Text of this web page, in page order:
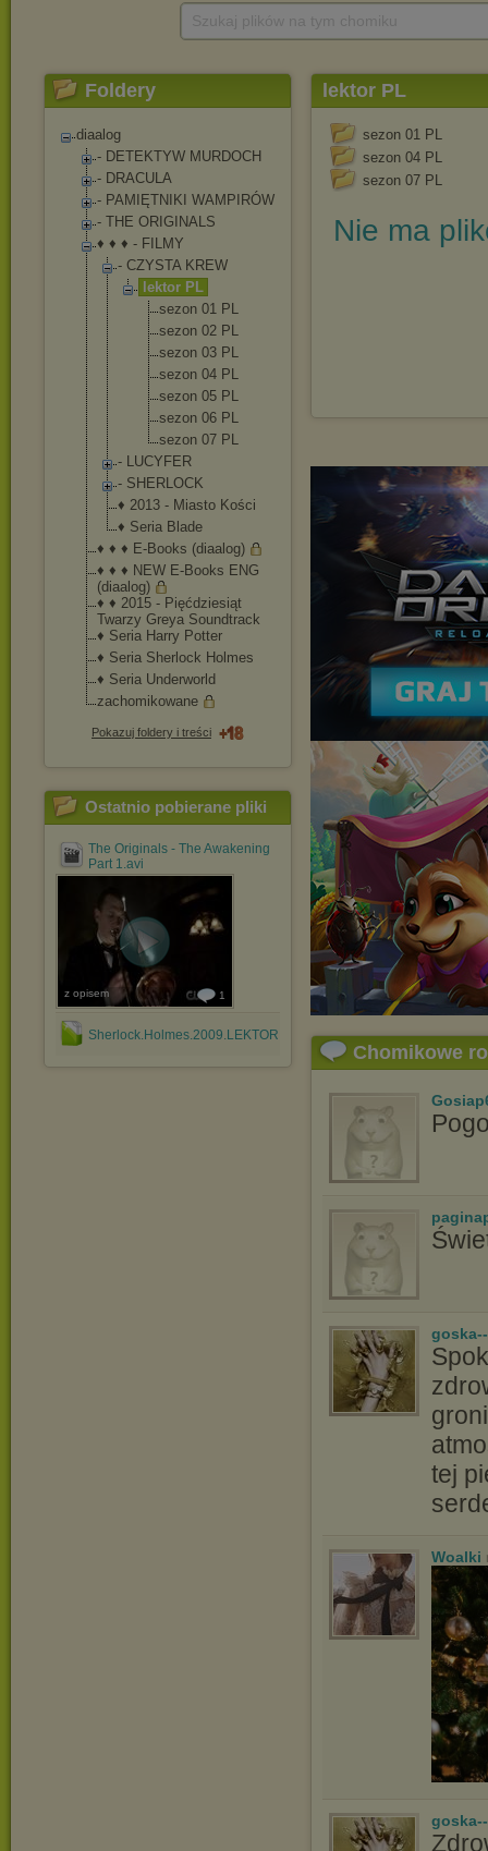
Foldery
diaalog
- DETEKTYW MURDOCH
- DRACULA
- PAMIĘTNIKI WAMPIRÓW
- THE ORIGINALS
♦ ♦ ♦ - FILMY
- CZYSTA KREW
lektor PL
sezon 01 PL
sezon 02 PL
sezon 03 PL
sezon 04 PL
sezon 05 PL
sezon 06 PL
sezon 07 PL
- LUCYFER
- SHERLOCK
♦ 2013 - Miasto Kości
♦ Seria Blade
♦ ♦ ♦ E-Books (diaalog)
♦ ♦ ♦ NEW E-Books ENG
(diaalog)
♦ ♦ 2015 - Pięćdziesiąt
Twarzy Greya Soundtrack
♦ Seria Harry Potter
♦ Seria Sherlock Holmes
♦ Seria Underworld
zachomikowane
Pokazuj foldery i treści
Ostatnio pobierane pliki
The Originals - The Awakening
Part 1.avi
z opisem 1
Sherlock.Holmes.2009.LEKTOR.PL.zip
lektor PL
sezon 01 PL
sezon 04 PL
sezon 07 PL
Nie ma
Chomikowe
tej
Woalki